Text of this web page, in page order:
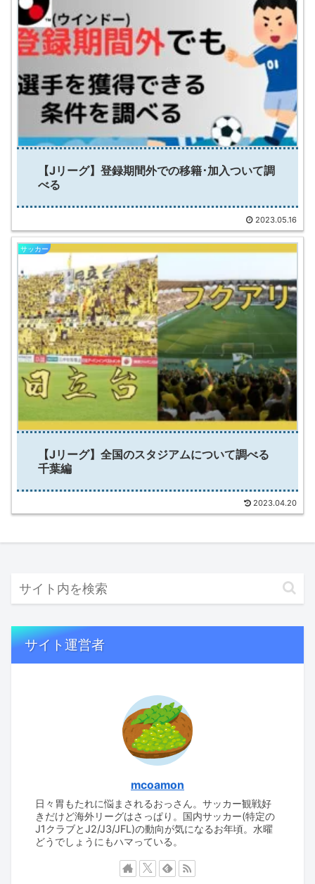
【Jリーグ】登録期間外での移籍･加入ついて調
べる
2023.05.16
サッカー
【Jリーグ】全国のスタジアムについて調べる
千葉編
2023.04.20
サイト運営者
mcoamon
日々胃もたれに悩まされるおっさん。サッカー観戦好
きだけど海外リーグはさっぱり。国内サッカー(特定の
J1クラブとJ2/J3/JFL)の動向が気になるお年頃。水曜
どうでしょうにもハマっている。